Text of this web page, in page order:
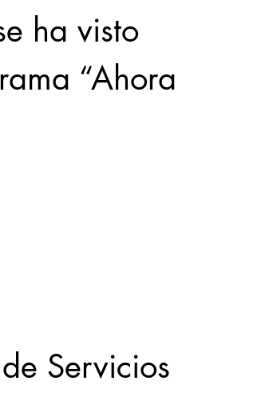
ha visto
“Ahora
Servicios